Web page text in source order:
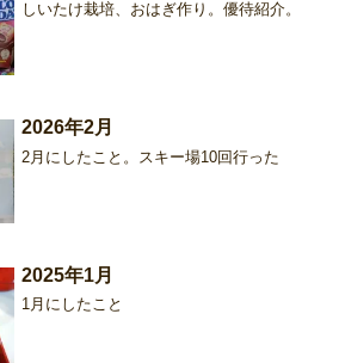
しいたけ栽培、おはぎ作り。優待紹介。
2026年2月
2月にしたこと。スキー場10回行った
2025年1月
1月にしたこと